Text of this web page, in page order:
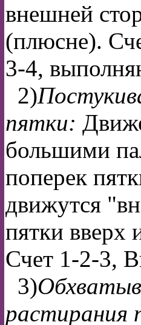
внешней
(плюсне).
3-4,
2)
пятки:
большими
поперек
движутся
пятки вверх
Счет 1-2-3,
3)
растирания